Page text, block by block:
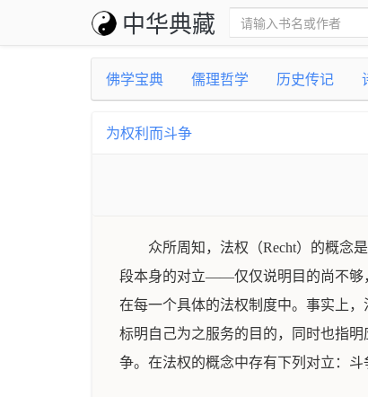
中华典藏
佛学宝典 儒理哲学 历史传记
为权利而斗争
众所周知，法权（Recht）的概念
段本身的对立——仅仅说明目的尚不够
在每一个具体的法权制度中。事实上
标明自己为之服务的目的，同时也指
争。在法权的概念中存有下列对立：